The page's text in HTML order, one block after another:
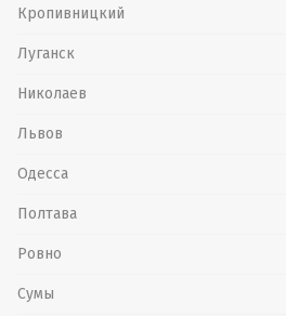
Кропивницкий
Луганск
Николаев
Львов
Одесса
Полтава
Ровно
Сумы